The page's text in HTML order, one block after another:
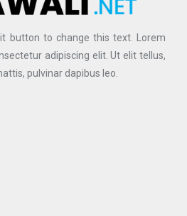
button to change this text. Lorem
adipiscing elit. Ut elit tellus,
pulvinar dapibus leo.